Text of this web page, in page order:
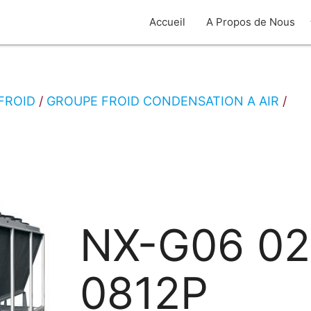
Accueil A Propos de Nous
GROUPE FROID CONDENSATION A AIR
NX-G06
0812P